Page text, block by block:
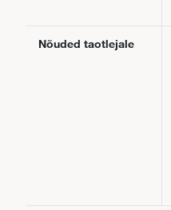
Nõuded taotlejale